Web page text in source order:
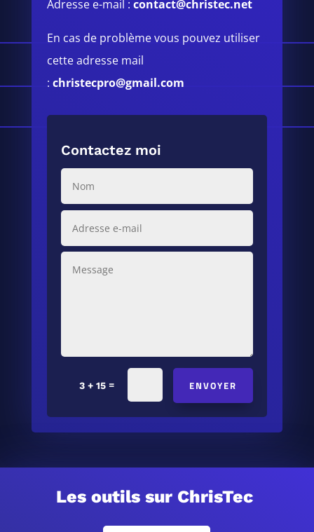
Adresse e-mail :contact@christec.net
En cas de problème vous pouvez utiliser
cette adresse mail
:christecpro@gmail.com
Contactez moi
3 + 15= ENVOYER
Les outils sur ChrisTec